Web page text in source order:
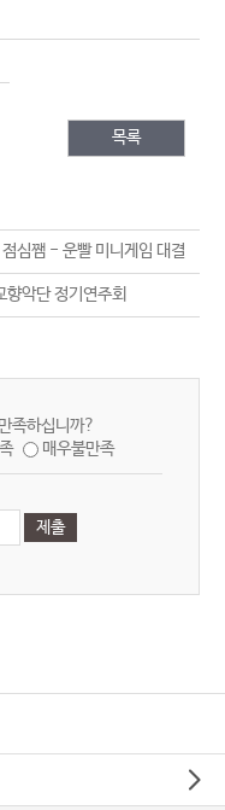
목록
심쨈 - 운빨 미니게임 대결
악단 정기연주회
족하십니까?
매우불만족